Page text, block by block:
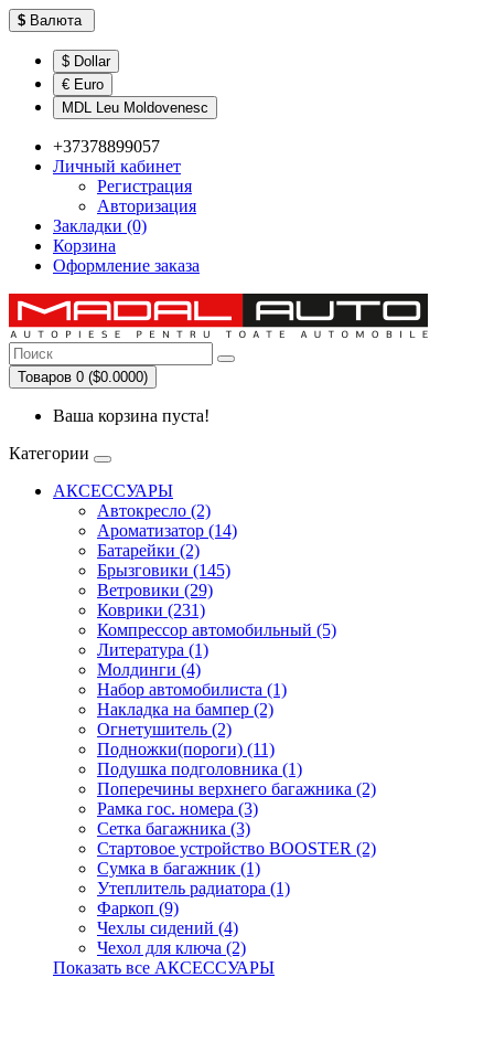
$ Валюта
$ Dollar
€ Euro
MDL Leu Moldovenesc
+37378899057
Личный кабинет
Регистрация
Авторизация
Закладки (0)
Корзина
Оформление заказа
Товаров 0 ($0.0000)
Ваша корзина пуста!
Категории
АКСЕССУАРЫ
Автокресло (2)
Ароматизатор (14)
Батарейки (2)
Брызговики (145)
Ветровики (29)
Коврики (231)
Компрессор автомобильный (5)
Литература (1)
Молдинги (4)
Набор автомобилиста (1)
Накладка на бампер (2)
Огнетушитель (2)
Подножки(пороги) (11)
Подушка подголовника (1)
Поперечины верхнего багажника (2)
Рамка гос. номера (3)
Сетка багажника (3)
Стартовое устройство BOOSTER (2)
Сумка в багажник (1)
Утеплитель радиатора (1)
Фаркоп (9)
Чехлы сидений (4)
Чехол для ключа (2)
Показать все АКСЕССУАРЫ